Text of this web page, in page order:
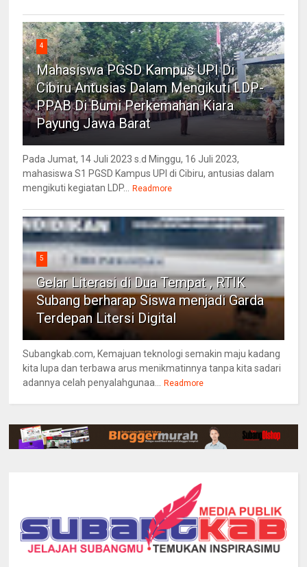
4
Mahasiswa PGSD Kampus UPI Di
Cibiru Antusias Dalam Mengikuti LDP-
PPAB Di Bumi Perkemahan Kiara
Payung Jawa Barat
Pada Jumat, 14 Juli 2023 s.d Minggu, 16 Juli 2023,
mahasiswa S1 PGSD Kampus UPI di Cibiru, antusias dalam
mengikuti kegiatan LDP... Readmore
5
Gelar Literasi di Dua Tempat , RTIK
Subang berharap Siswa menjadi Garda
Terdepan Litersi Digital
Subangkab.com, Kemajuan teknologi semakin maju kadang
kita lupa dan terbawa arus menikmatinnya tanpa kita sadari
adannya celah penyalahgunaa... Readmore